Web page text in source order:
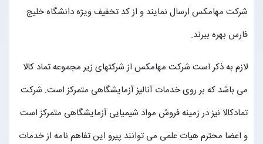
Open submenu (معرفی آزمایشگاه های تحقیقاتی) معرفی آزمایشگاه های تحقیقاتی
اخبار و اطلاعیه
ورود به سایت
شرکت مهامکس ارسال نمایند و از کد تخفیف ویژه دانشگاه خلیج
فارس بهره ببرند.
لازم به ذکر است شرکت مهامکس از شرکتهای زیر مجموعه تماد کالا
می باشد که بر روی خدمات آنالیز آزمایشگاهی متمرکز است. شرکت
تمادکالا نیز در زمینه فروش مواد شیمیایی آزمایشگاهی متمرکز است
و اعضا محترم هیات علمی می توانند پیرو این تفاهم نامه از خدمات